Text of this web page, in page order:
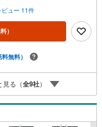
マンション・土地...と種別
ります。更に教育施設や商
どの地域情報を総合し、お客
けるよう、しっかりとサポ
【リフォーム】など住宅に
心誠意ご説明させて頂きま
も完備！お子様連れのご家
業時間:10:00～18:00（定休
あり）現地のご案内も可能で
合わせください！
ュー 11件
）
料無料）
見る（全9社）